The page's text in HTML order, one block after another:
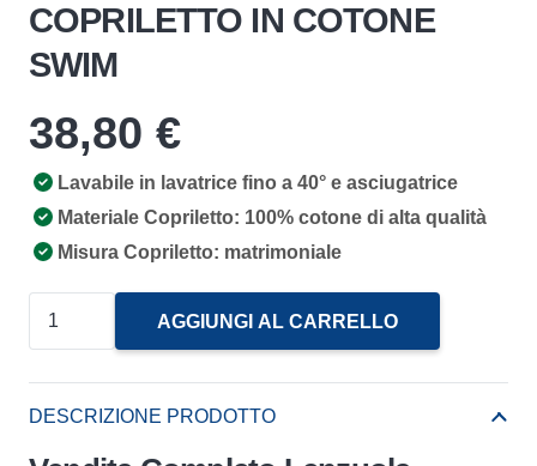
COPRILETTO IN COTONE
SWIM
38,80 €
Lavabile in lavatrice fino a 40° e asciugatrice
Materiale Copriletto: 100% cotone di alta qualità
Misura Copriletto: matrimoniale
In
AGGIUNGI AL CARRELLO
DESCRIZIONE PRODOTTO